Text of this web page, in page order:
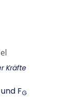
Kräfte
und FG